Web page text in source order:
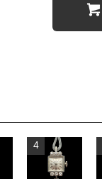
4